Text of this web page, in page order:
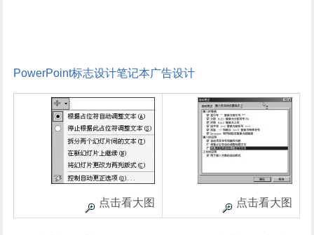
PowerPoint标志设计笔记本广告设计
点击看大图 点击看大图